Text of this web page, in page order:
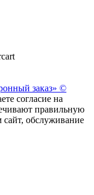
заказ» ©
согласие на
правильную
сайт, обслуживание